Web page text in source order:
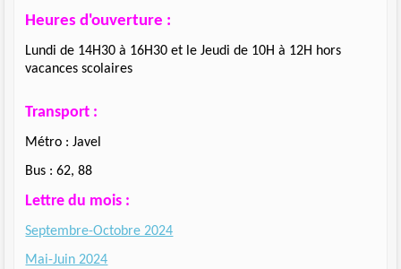
Heures d'ouverture :
Lundi de 14H30 à 16H30 et le Jeudi de 10H à 12H hors
vacances scolaires
Transport :
Métro : Javel
Bus : 62, 88
Lettre du mois :
Septembre-Octobre 2024
Mai-Juin 2024